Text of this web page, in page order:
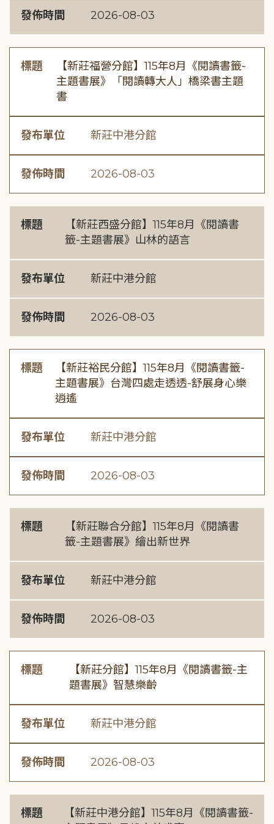
發佈時間 2026-08-03
標題
【新莊福營分館】115年8月《閱讀書籤-
主題書展》「閱讀轉大人」橋梁書主題
書
發布單位 新莊中港分館
發佈時間 2026-08-03
標題
【新莊西盛分館】115年8月《閱讀書
籤-主題書展》山林的語言
發布單位 新莊中港分館
發佈時間 2026-08-03
標題
【新莊裕民分館】115年8月《閱讀書籤-
主題書展》台灣四處走透透-舒展身心樂
逍遙
發布單位 新莊中港分館
發佈時間 2026-08-03
標題
【新莊聯合分館】115年8月《閱讀書
籤-主題書展》繪出新世界
發布單位 新莊中港分館
發佈時間 2026-08-03
標題
【新莊分館】115年8月《閱讀書籤-主
題書展》智慧樂齡
發布單位 新莊中港分館
發佈時間 2026-08-03
標題
【新莊中港分館】115年8月《閱讀書籤-